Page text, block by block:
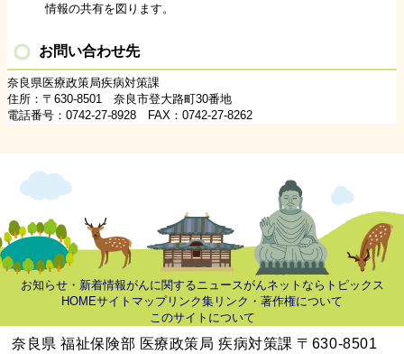
情報の共有を図ります。
お問い合わせ先
奈良県医療政策局疾病対策課
住所：〒630-8501 奈良市登大路町30番地
電話番号：0742-27-8928 FAX：0742-27-8262
お知らせ・新着情報がんに関するニュースがんネットならトピックス
HOMEサイトマップリンク集 リンク・著作権について
このサイトについて
奈良県 福祉保険部 医療政策局 疾病対策課 〒630-8501